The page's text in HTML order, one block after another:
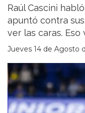
Raúl Cascini
apuntó contra
ver las caras. Eso
Jueves 14 de Agosto